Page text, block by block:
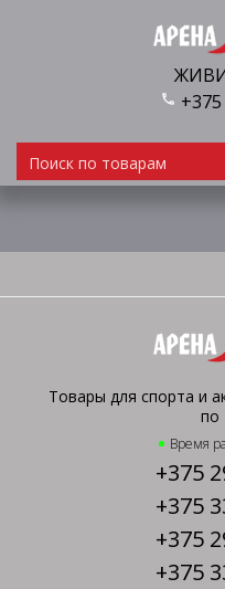
Товары для спорта и
по
Время
+375
+375
+375
+375